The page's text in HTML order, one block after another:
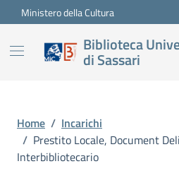
Vai ai contenuti
Vai al footer
Ministero della Cultura
Biblioteca
di Sassari
Home / Incarichi
/ Prestito Locale, Document
Interbibliotecario